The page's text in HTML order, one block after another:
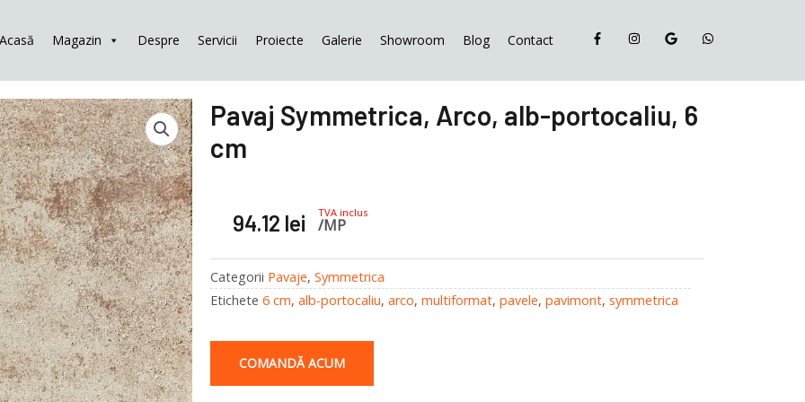
Acasă Magazin Despre Servicii Proiecte Galerie Showroom Blog Contact
Pavaj Symmetrica, Arco, alb-portocaliu, 6
cm
94.12 lei TVA inclus
/MP
Categorii Pavaje, Symmetrica
Etichete 6 cm, alb-portocaliu, arco, multiformat, pavele, pavimont, symmetrica
COMANDĂ ACUM
portocaliu,
6
cm